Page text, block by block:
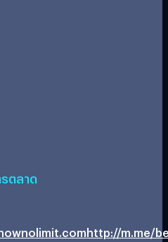
ตลาด
http://m.me/